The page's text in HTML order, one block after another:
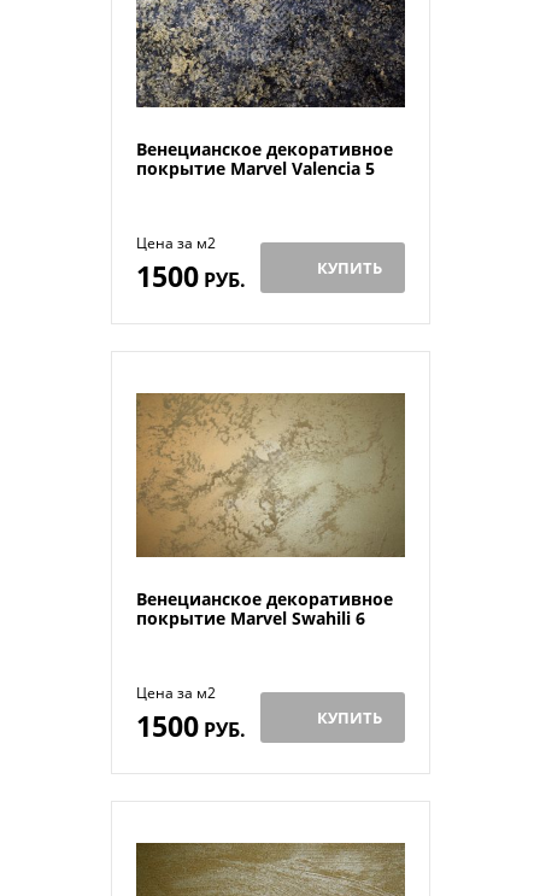
Венецианское декоративное
покрытие Marvel Valenсia 5
Цена за м2
1500РУБ. КУПИТЬ
Венецианское декоративное
покрытие Marvel Swahili 6
Цена за м2
1500РУБ. КУПИТЬ